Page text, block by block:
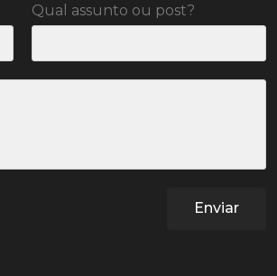
Qual assunto ou post?
Enviar